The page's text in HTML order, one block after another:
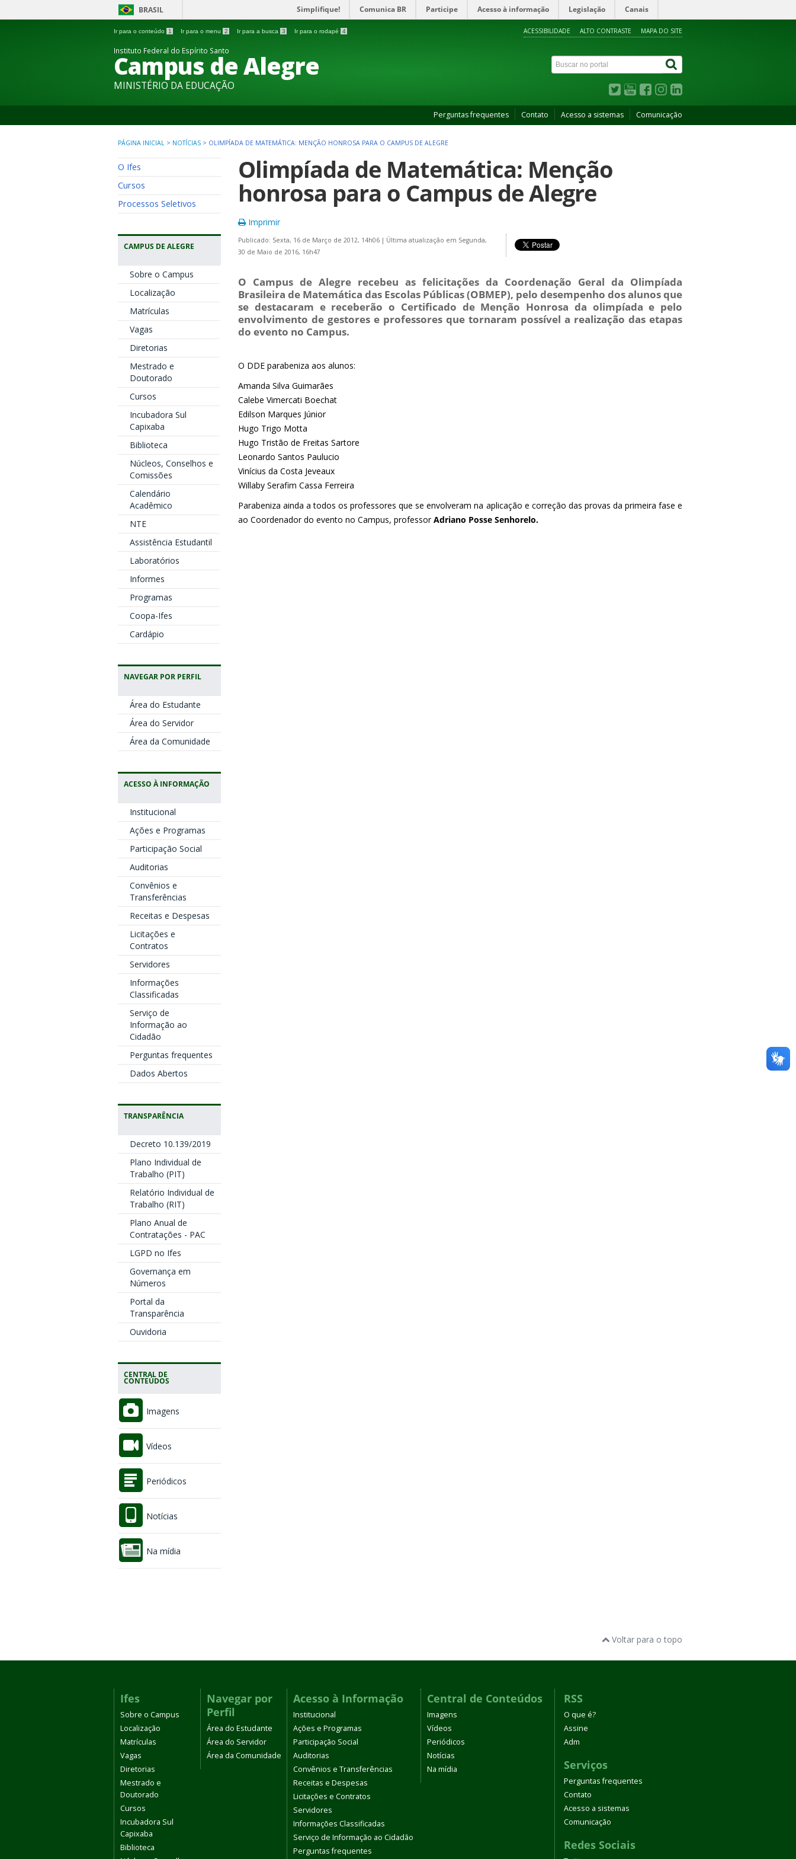
BRASIL Simplifique! Comunica BR Participe Acesso à informação Legislação Canais
Ir para o conteúdo 1 Ir para o menu 2 Ir para a busca 3 Ir para o rodapé 4 ACESSIBILIDADE ALTO CONTRASTE MAPA DO SITE
Instituto Federal do Espírito Santo
Campus de Alegre
MINISTÉRIO DA EDUCAÇÃO
Perguntas frequentes Contato Acesso a sistemas Comunicação
PÁGINA INICIAL > NOTÍCIAS > OLIMPÍADA DE MATEMÁTICA: MENÇÃO HONROSA PARA O CAMPUS DE ALEGRE
O Ifes
Cursos
Processos Seletivos
CAMPUS DE ALEGRE
Sobre o Campus
Localização
Matrículas
Vagas
Diretorias
Mestrado e
Doutorado
Cursos
Incubadora Sul
Capixaba
Biblioteca
Núcleos, Conselhos e
Comissões
Calendário
Acadêmico
NTE
Assistência Estudantil
Laboratórios
Informes
Programas
Coopa-Ifes
Cardápio
NAVEGAR POR PERFIL
Área do Estudante
Área do Servidor
Área da Comunidade
ACESSO À INFORMAÇÃO
Institucional
Ações e Programas
Participação Social
Auditorias
Convênios e
Transferências
Receitas e Despesas
Licitações e
Contratos
Servidores
Informações
Classificadas
Serviço de
Informação ao
Cidadão
Perguntas frequentes
Dados Abertos
TRANSPARÊNCIA
Decreto 10.139/2019
Plano Individual de
Trabalho (PIT)
Relatório Individual de
Trabalho (RIT)
Plano Anual de
Contratações - PAC
LGPD no Ifes
Governança em
Números
Portal da
Transparência
Ouvidoria
CENTRAL DE
CONTEÚDOS
Imagens
Vídeos
Periódicos
Notícias
Na mídia
Olimpíada de Matemática: Menção
honrosa para o Campus de Alegre
Imprimir
Publicado: Sexta, 16 de Março de 2012, 14h06 | Última atualização em Segunda,
30 de Maio de 2016, 16h47
O Campus de Alegre recebeu as felicitações da Coordenação Geral da Olimpíada
Brasileira de Matemática das Escolas Públicas (OBMEP), pelo desempenho dos alunos que
se destacaram e receberão o Certificado de Menção Honrosa da olimpíada e pelo
envolvimento de gestores e professores que tornaram possível a realização das etapas
do evento no Campus.
O DDE parabeniza aos alunos:
Amanda Silva Guimarães
Calebe Vimercati Boechat
Edilson Marques Júnior
Hugo Trigo Motta
Hugo Tristão de Freitas Sartore
Leonardo Santos Paulucio
Vinícius da Costa Jeveaux
Willaby Serafim Cassa Ferreira
Parabeniza ainda a todos os professores que se envolveram na aplicação e correção das provas da primeira fase e
ao Coordenador do evento no Campus, professorAdriano Posse Senhorelo.
Voltar para o topo
Ifes
Sobre o Campus
Localização
Matrículas
Vagas
Diretorias
Mestrado e
Doutorado
Cursos
Incubadora Sul
Capixaba
Biblioteca
Navegar por
Perfil
Área do Estudante
Área do Servidor
Área da Comunidade
Acesso à Informação
Institucional
Ações e Programas
Participação Social
Auditorias
Convênios e Transferências
Receitas e Despesas
Licitações e Contratos
Servidores
Informações Classificadas
Serviço de Informação ao Cidadão
Perguntas frequentes
Central de Conteúdos
Imagens
Vídeos
Periódicos
Notícias
Na mídia
RSS
O que é?
Assine
Adm
Serviços
Perguntas frequentes
Contato
Acesso a sistemas
Comunicação
Redes Sociais